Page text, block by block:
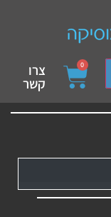
device users,
0 צרו
קשר